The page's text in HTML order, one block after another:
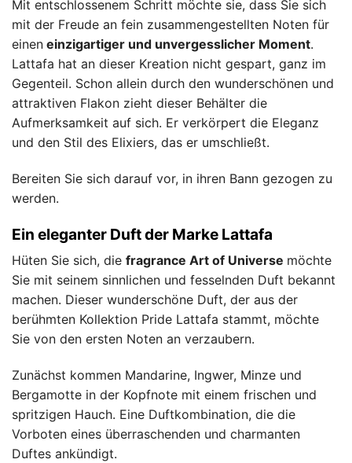
Mit entschlossenem Schritt möchte sie, dass Sie sich
mit der Freude an fein zusammengestellten Noten für
einen einzigartiger und unvergesslicher Moment.
Lattafa hat an dieser Kreation nicht gespart, ganz im
Gegenteil. Schon allein durch den wunderschönen und
attraktiven Flakon zieht dieser Behälter die
Aufmerksamkeit auf sich. Er verkörpert die Eleganz
und den Stil des Elixiers, das er umschließt.
Bereiten Sie sich darauf vor, in ihren Bann gezogen zu
werden.
Ein eleganter Duft der Marke Lattafa
Hüten Sie sich, die fragrance Art of Universe möchte
Sie mit seinem sinnlichen und fesselnden Duft bekannt
machen. Dieser wunderschöne Duft, der aus der
berühmten Kollektion Pride Lattafa stammt, möchte
Sie von den ersten Noten an verzaubern.
Zunächst kommen Mandarine, Ingwer, Minze und
Bergamotte in der Kopfnote mit einem frischen und
spritzigen Hauch. Eine Duftkombination, die die
Vorboten eines überraschenden und charmanten
Duftes ankündigt.